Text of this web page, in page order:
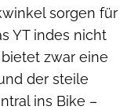
sorgen für
YT indes nicht
zwar eine
der steile
ins Bike –